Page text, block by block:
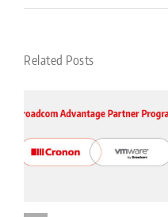
Related Posts